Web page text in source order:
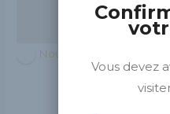
Nouvelle-Aquitaine
Vous devez